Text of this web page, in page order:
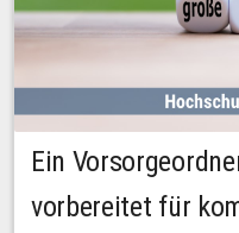
Ein
vorbereitet für